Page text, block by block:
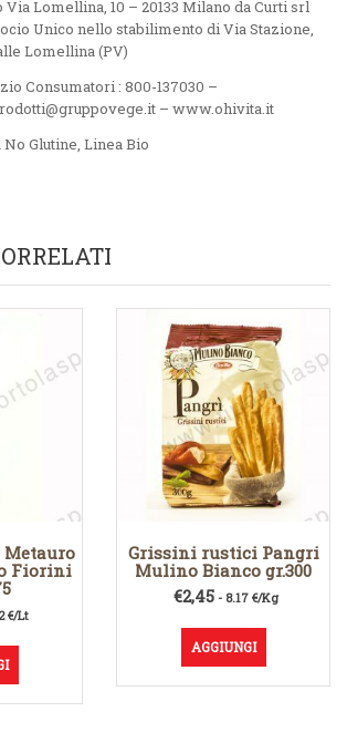
Via Lomellina, 10 – 20133 Milano da Curti srl
Unico nello stabilimento di Via Stazione,
Lomellina (PV)
Consumatori : 800-137030 –
– www.ohivita.it
No Glutine, Linea Bio
Fiorini
€/Lt
Grissini rustici Pangri
Mulino Bianco gr.300
€2,45 - 8.17 €/Kg
AGGIUNGI